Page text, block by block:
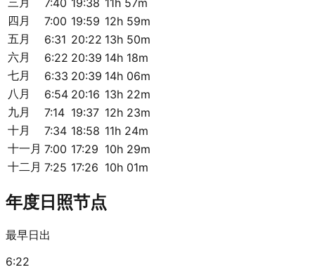
四月
7:00 19:59 12h 59m
五月
6:31 20:22 13h 50m
六月
6:22 20:39 14h 18m
七月
6:33 20:39 14h 06m
八月
6:54 20:16 13h 22m
九月
7:14 19:37 12h 23m
十月
7:34 18:58 11h 24m
十一月 7:00 17:29 10h 29m
十二月 7:25 17:26 10h 01m
年度日照节点
最早日出
6:22